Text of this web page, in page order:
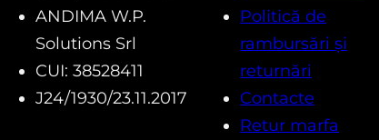
ANDIMA W.P.
Solutions Srl
CUI: 38528411
J24/1930/23.11.2017
Politică de
rambursări și
returnări
Contacte
Retur marfa